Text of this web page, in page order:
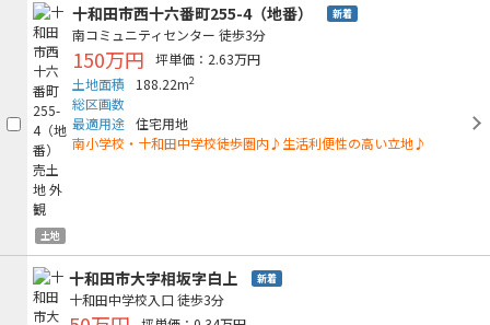
土地
十和田市西十六番町255-4（地番） 新着
南コミュニティセンター 徒歩3分
150万円
坪単価：2.63万円
土地面積
188.22m2
総区画数
最適用途 住宅用地
南小学校・十和田中学校徒歩圏内♪生活利便性の高い立地♪
十和田市大字相坂字白上 新着
十和田中学校入口 徒歩3分